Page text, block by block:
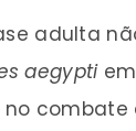
adulta
aegyptiem
no